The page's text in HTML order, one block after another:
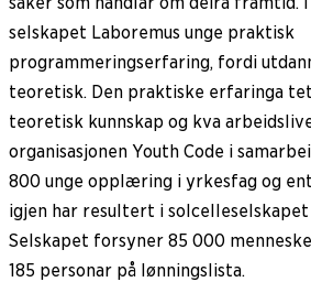
selskapet Laboremus unge praktisk
programmeringserfaring, fordi
teoretisk. Den praktiske erfaringa
teoretisk kunnskap og kva
organisasjonen Youth Code i
800 unge opplæring i yrkesfag og
igjen har resultert i solcelleselskapet
Selskapet forsyner 85 000
185 personar på lønningslista.